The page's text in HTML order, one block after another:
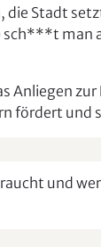
die Stadt
man
Anliegen
fördert und
und